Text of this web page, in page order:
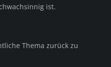
ist.
Thema zurück zu